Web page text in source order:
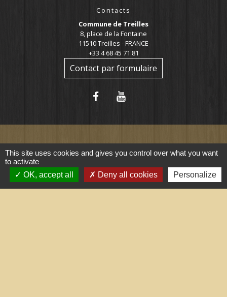
Contacts
Commune de Treilles
8, place de la Fontaine
11510 Treilles - FRANCE
+33 4 68 45 71 81
Contact par formulaire
Liens utiles
Portail du gouvernement
This site uses cookies and gives you control over what you want
to activate
OK, accept all
Deny all cookies Personalize